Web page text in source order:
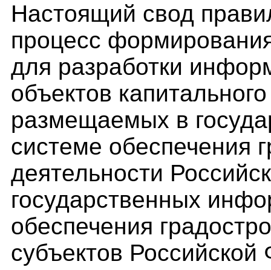
Настоящий свод
процесс
для разработки
объектов
размещаемых в
системе обеспечения
деятельности
государственных
обеспечения
субъектов